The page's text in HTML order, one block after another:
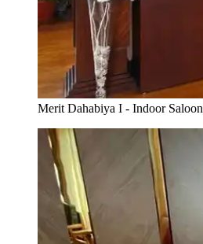
Merit Dahabiya I - Indoor Saloon